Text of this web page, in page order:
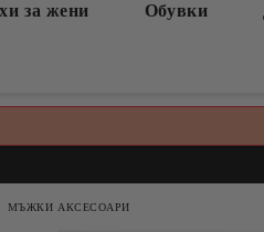
за жени Обувки
МЪЖКИ АКСЕСОАРИ